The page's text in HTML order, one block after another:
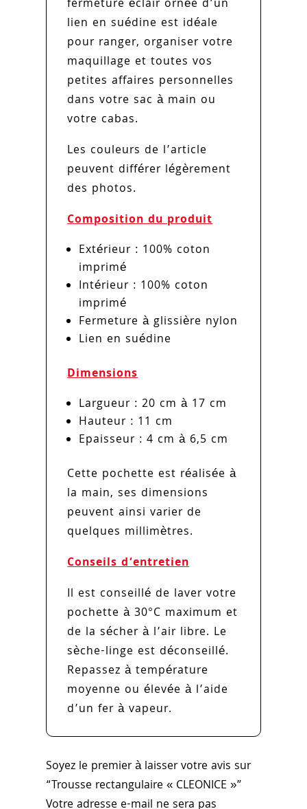
fermeture éclair ornée d’un
lien en suédine est idéale
pour ranger, organiser votre
maquillage et toutes vos
petites affaires personnelles
dans votre sac à main ou
votre cabas.
Les couleurs de l’article
peuvent différer légèrement
des photos.
Composition du produit
Extérieur : 100% coton
imprimé
Intérieur : 100% coton
imprimé
Fermeture à glissière nylon
Lien en suédine
Dimensions
Largueur : 20 cm à 17 cm
Hauteur : 11 cm
Epaisseur : 4 cm à 6,5 cm
Cette pochette est réalisée à
la main, ses dimensions
peuvent ainsi varier de
quelques millimètres.
Conseils d‘entretien
Il est conseillé de laver votre
pochette à 30°C maximum et
de la sécher à l’air libre. Le
sèche-linge est déconseillé.
Repassez à température
moyenne ou élevée à l’aide
d’un fer à vapeur.
Soyez le premier à laisser votre avis sur
“Trousse rectangulaire « CLEONICE »”